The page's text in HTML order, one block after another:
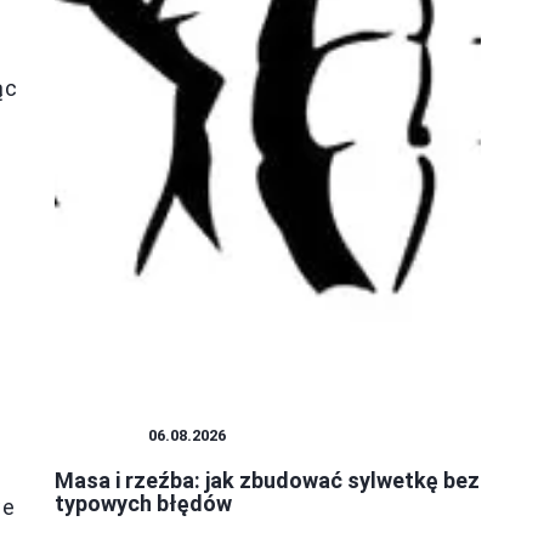
06.08.2026
Masa i rzeźba: jak zbudować sylwetkę bez
typowych błędów